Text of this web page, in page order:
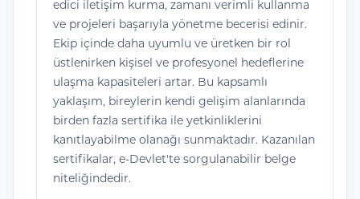
edici iletişim kurma, zamanı verimli kullanma
ve projeleri başarıyla yönetme becerisi edinir.
Ekip içinde daha uyumlu ve üretken bir rol
üstlenirken kişisel ve profesyonel hedeflerine
ulaşma kapasiteleri artar. Bu kapsamlı
yaklaşım, bireylerin kendi gelişim alanlarında
birden fazla sertifika ile yetkinliklerini
kanıtlayabilme olanağı sunmaktadır. Kazanılan
sertifikalar, e-Devlet'te sorgulanabilir belge
niteliğindedir.